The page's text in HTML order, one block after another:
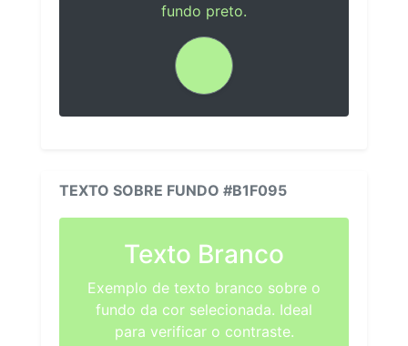
fundo preto.
TEXTO SOBRE FUNDO #B1F095
Texto Branco
Exemplo de texto branco sobre o
fundo da cor selecionada. Ideal
para verificar o contraste.